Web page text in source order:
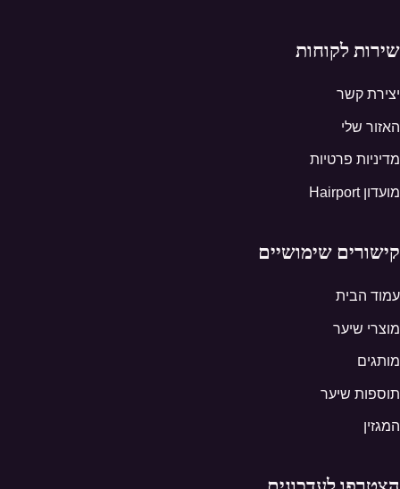
שירות לקוחות
יצירת קשר
האזור שלי
מדיניות פרטיות
מועדון Hairport
קישורים שימושיים
עמוד הבית
מוצרי שיער
מותגים
תוספות שיער
המגזין